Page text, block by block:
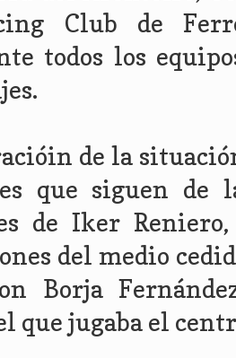
Club de
todos los
de la
que siguen de
de Iker
del medio
Borja
que jugaba el